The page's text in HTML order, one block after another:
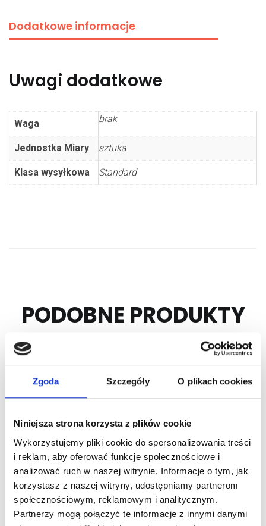
Zgoda Szczegóły O plikach cookies
Niniejsza strona korzysta z plików cookie
Wykorzystujemy pliki cookie do spersonalizowania treści
i reklam, aby oferować funkcje społecznościowe i
analizować ruch w naszej witrynie. Informacje o tym, jak
korzystasz z naszej witryny, udostępniamy partnerom
społecznościowym, reklamowym i analitycznym.
Partnerzy mogą połączyć te informacje z innymi danymi
Dodatkowe informacje
Uwagi dodatkowe
Waga brak
Jednostka Miary sztuka
Klasa wysyłkowa Standard
PODOBNE PRODUKTY
Nr Art.: 25913
Linka fi4mm, 7×19
stal nierdzewna, rolka
250mb
Nr Art.: 245901
Konsola montażowa
ze stali nierdzewnej
INOX do sprężyny